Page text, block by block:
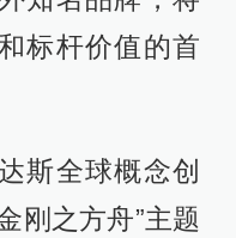
标杆价值的首
斯全球概念创
刚之方舟”主题